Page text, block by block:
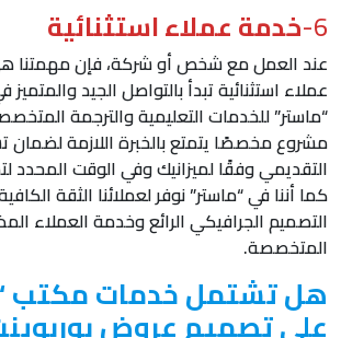
6- خدمة عملاء استثنائية
عند العمل مع شخص أو شركة، فإن مهمتنا
عملاء استثنائية تبدأ بالتواصل الجيد
“ماستر” للخدمات التعليمية والترجمة
مشروع مخصصًا يتمتع بالخبرة اللازمة
التقديمي وفقًا لميزانيك وفي الوقت المحدد
كما أننا في “ماستر” نوفر لعملائنا الثقة
التصميم الجرافيكي الرائع وخدمة العملاء
المتخصصة.
هل تشتمل خدمات مكتب
على تصميم عروض